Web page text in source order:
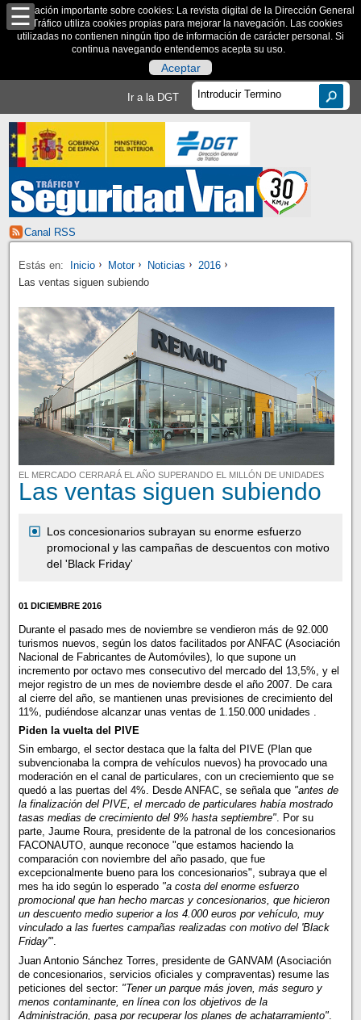
Información importante sobre cookies: La revista digital de la Dirección General
de Tráfico utiliza cookies propias para mejorar la navegación. Las cookies
utilizadas no contienen ningún tipo de información de carácter personal. Si
continua navegando entendemos acepta su uso.
Aceptar
Ir a la DGT
Canal RSS
Estás en: Inicio Motor Noticias
2016
Las ventas siguen subiendo
EL MERCADO CERRARÁ EL AÑO SUPERANDO EL MILLÓN DE UNIDADES
Las ventas siguen subiendo
Los concesionarios subrayan su enorme esfuerzo
promocional y las campañas de descuentos con motivo
del 'Black Friday'
01 DICIEMBRE 2016
Durante el pasado mes de noviembre se vendieron más de 92.000
turismos nuevos, según los datos facilitados por ANFAC (Asociación
Nacional de Fabricantes de Automóviles), lo que supone un
incremento por octavo mes consecutivo del mercado del 13,5%, y el
mejor registro de un mes de noviembre desde el año 2007. De cara
al cierre del año, se mantienen unas previsiones de crecimiento del
11%, pudiéndose alcanzar unas ventas de 1.150.000 unidades .
Piden la vuelta del PIVE
Sin embargo, el sector destaca que la falta del PIVE (Plan que
subvencionaba la compra de vehículos nuevos) ha provocado una
moderación en el canal de particulares, con un creciemiento que se
quedó a las puertas del 4%. Desde ANFAC, se señala que "antes de
la finalización del PIVE, el mercado de particulares había mostrado
tasas medias de crecimiento del 9% hasta septiembre". Por su
parte, Jaume Roura, presidente de la patronal de los concesionarios
FACONAUTO, aunque reconoce "que estamos haciendo la
comparación con noviembre del año pasado, que fue
excepcionalmente bueno para los concesionarios", subraya que el
mes ha ido según lo esperado "a costa del enorme esfuerzo
promocional que han hecho marcas y concesionarios, que hicieron
un descuento medio superior a los 4.000 euros por vehículo, muy
vinculado a las fuertes campañas realizadas con motivo del 'Black
Friday'".
Juan Antonio Sánchez Torres, presidente de GANVAM (Asociación
de concesionarios, servicios oficiales y compraventas) resume las
peticiones del sector: "Tener un parque más joven, más seguro y
menos contaminante, en línea con los objetivos de la
Administración, pasa por recuperar los planes de achatarramiento".